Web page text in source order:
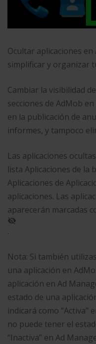
Ocultar aplicaciones
simplificar y organizar
Cambiar la visibilidad
secciones de AdMob
en la publicación de
informes, y tampoco
Las aplicaciones
lista Aplicaciones de la
Aplicaciones de
aplicaciones. Las
aparecerán marcadas
.
Nota: Si también
una aplicación en
aplicación en Ad
estado de una
indicará como “Activa”
no puede tener el
“Inactiva” en Ad